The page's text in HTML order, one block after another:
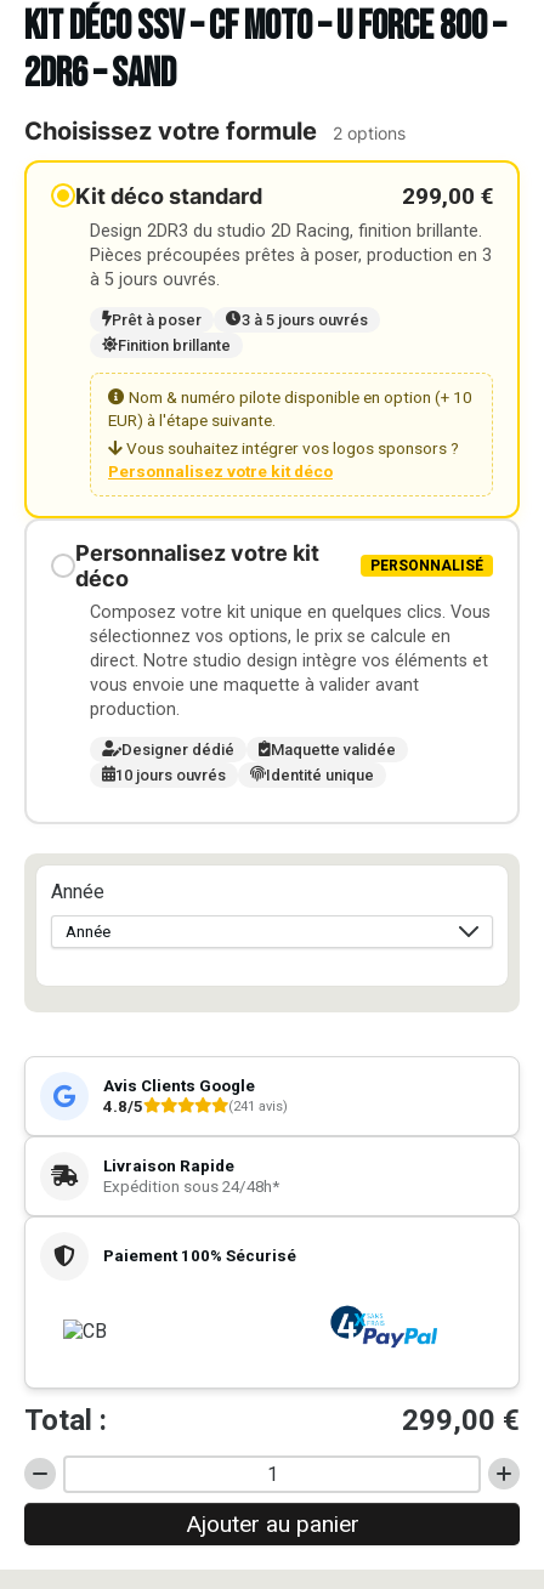
Kit déco SSV – CF MOTO – U FORCE 800 –
2DR6 – SAND
Choisissez votre formule 2 options
Kit déco standard 299,00 €
Design 2DR3 du studio 2D Racing, finition brillante.
Pièces précoupées prêtes à poser, production en 3
à 5 jours ouvrés.
Prêt à poser
3 à 5 jours ouvrés
Finition brillante
Nom & numéro pilote disponible en option (+ 10
EUR) à l'étape suivante.
Vous souhaitez intégrer vos logos sponsors ?
Personnalisez votre kit déco
Personnalisez votre kit
déco
PERSONNALISÉ
Composez votre kit unique en quelques clics. Vous
sélectionnez vos options, le prix se calcule en
direct. Notre studio design intègre vos éléments et
vous envoie une maquette à valider avant
production.
Designer dédié
Maquette validée
10 jours ouvrés
Identité unique
Année
Avis Clients Google
4.8/5
(241 avis)
Livraison Rapide
Expédition sous 24/48h*
Paiement 100% Sécurisé
Total : 299,00 €
quantité
de
déco
SSV
Ajouter au panier